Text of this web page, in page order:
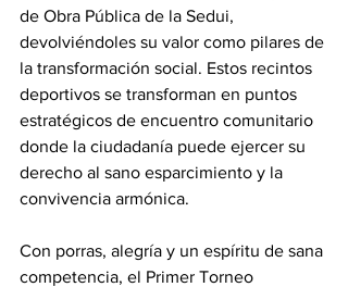
de Obra Pública de la Sedui,
devolviéndoles su valor como pilares de
la transformación social. Estos recintos
deportivos se transforman en puntos
estratégicos de encuentro comunitario
donde la ciudadanía puede ejercer su
derecho al sano esparcimiento y la
convivencia armónica.
Con porras, alegría y un espíritu de sana
competencia, el Primer Torneo